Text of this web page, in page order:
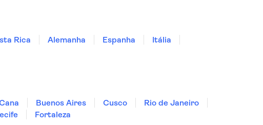
Rica Alemanha Espanha
Itália
Buenos Aires Cusco
Rio de Janeiro
Fortaleza